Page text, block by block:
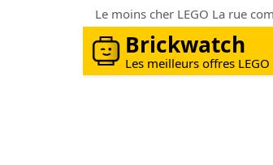
Le moins cher LEGO La rue
Brickwatch
Les meilleurs offres LEGO